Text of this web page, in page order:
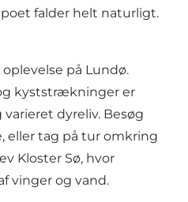
falder helt naturligt.
på Lundø.
kyststrækninger er
dyreliv. Besøg
eller tag på tur omkring
Kloster Sø, hvor
vinger og vand.